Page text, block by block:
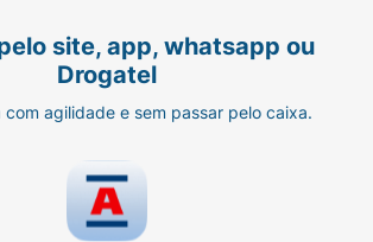
site, app, whatsapp ou
Drogatel
com agilidade e sem passar pelo caixa.